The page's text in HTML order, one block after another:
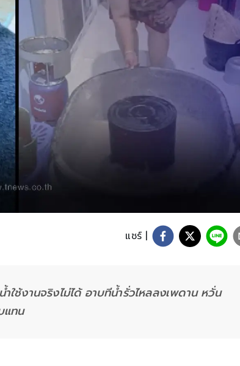
แชร์ |
ช้งานจริงไม่ได้ อาบทีน้ำรั่วไหลลงเพดาน หวั่น
แทน